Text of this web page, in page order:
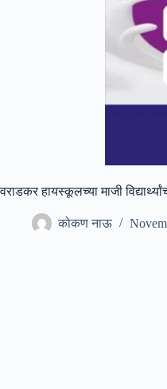
वराडकर हायस्कूलच्या माजी
कोकण नाऊ